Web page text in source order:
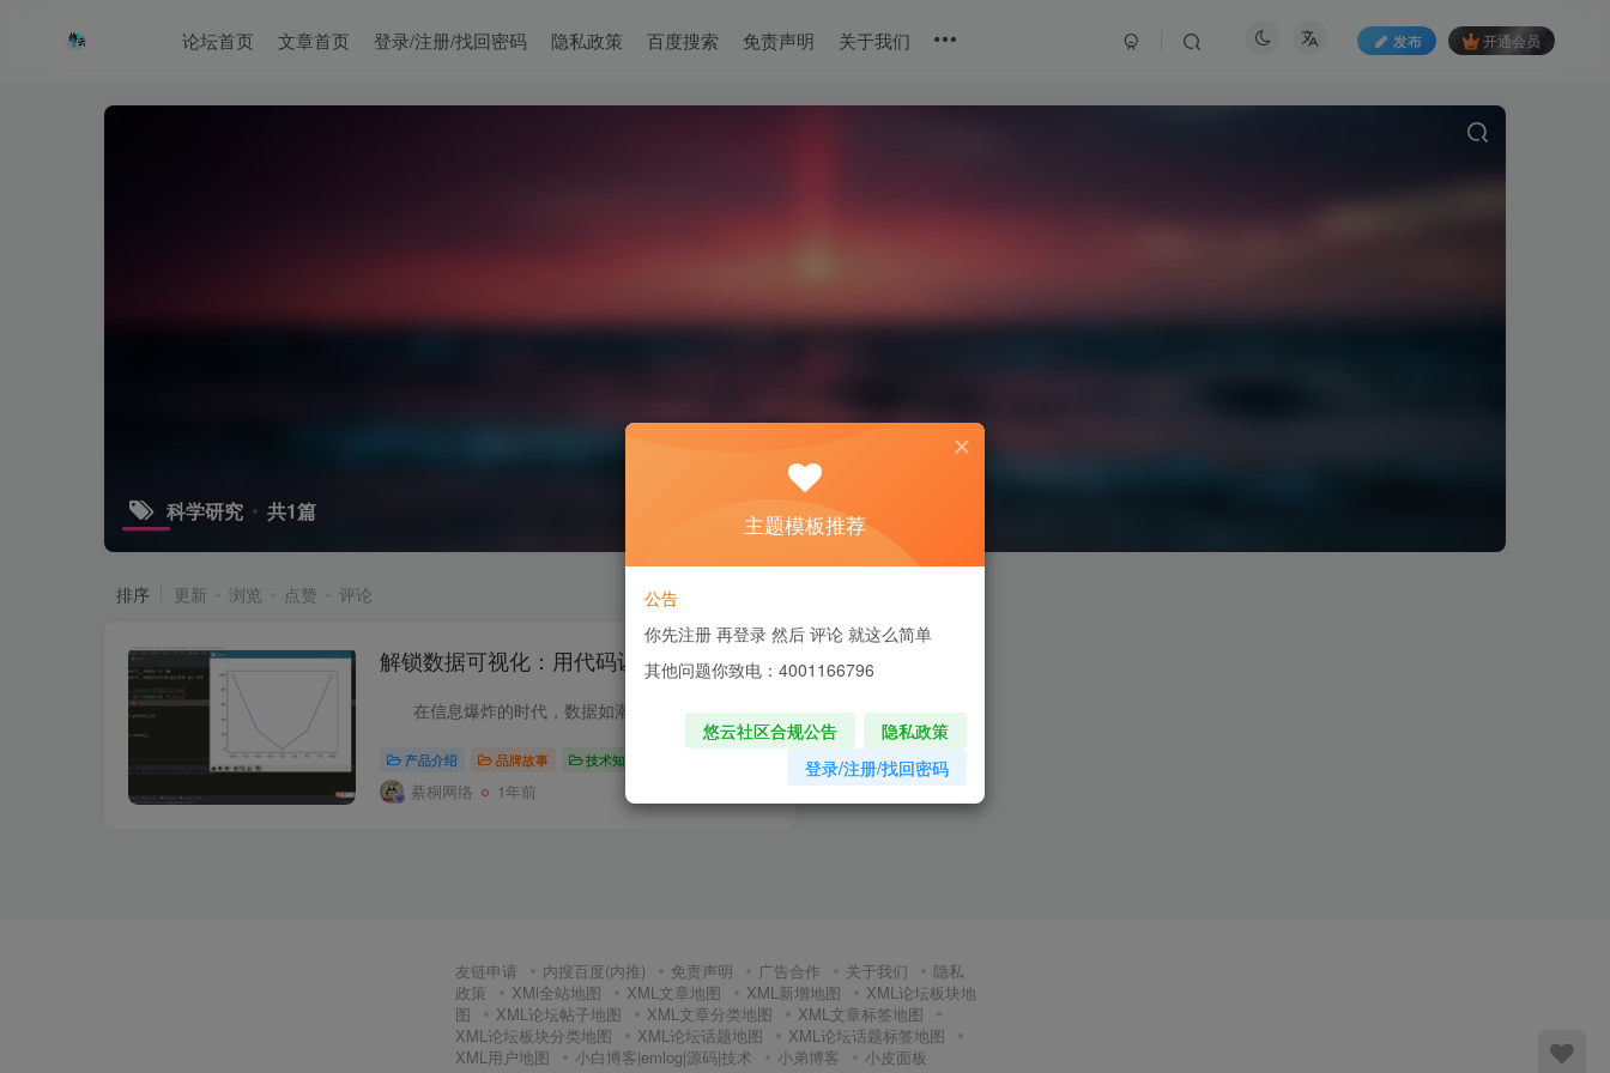
论坛首页 文章首页 登录/注册/找回密码 隐私政策 百度搜索 免责声明 关于我们 发布 开通会员
科学研究 共1篇
排序 更新 浏览 点赞 评论
解锁数据可视化：用代码让数据“说话”
在信息爆炸的时代，数据如潮水般涌来，从企业的运营数据到科研领域的实验结果，从政府的统计数据到社交媒体的用户行为数据。如何从海量的数据中提取有价值的信息，并将其清晰、直观地呈现出...
产品介绍 品牌故事 技术知识
綦桐网络 1年前
友链申请 内搜百度(内推) 免责声明 广告合作 关于我们
隐私
政策
XMl全站地图 XML文章地图 XML新增地图
XML论坛板块地
图
XML论坛帖子地图 XML文章分类地图
XML文章标签地图
XML论坛板块分类地图
XML论坛话题地图
XML论坛话题标签地图
XML用户地图
小白博客|emlog|源码|技术 小弟博客 小皮面板
主题模板推荐
公告
你先注册 再登录 然后 评论 就这么简单
其他问题你致电：4001166796
悠云社区合规公告
隐私政策
登录/注册/找回密码